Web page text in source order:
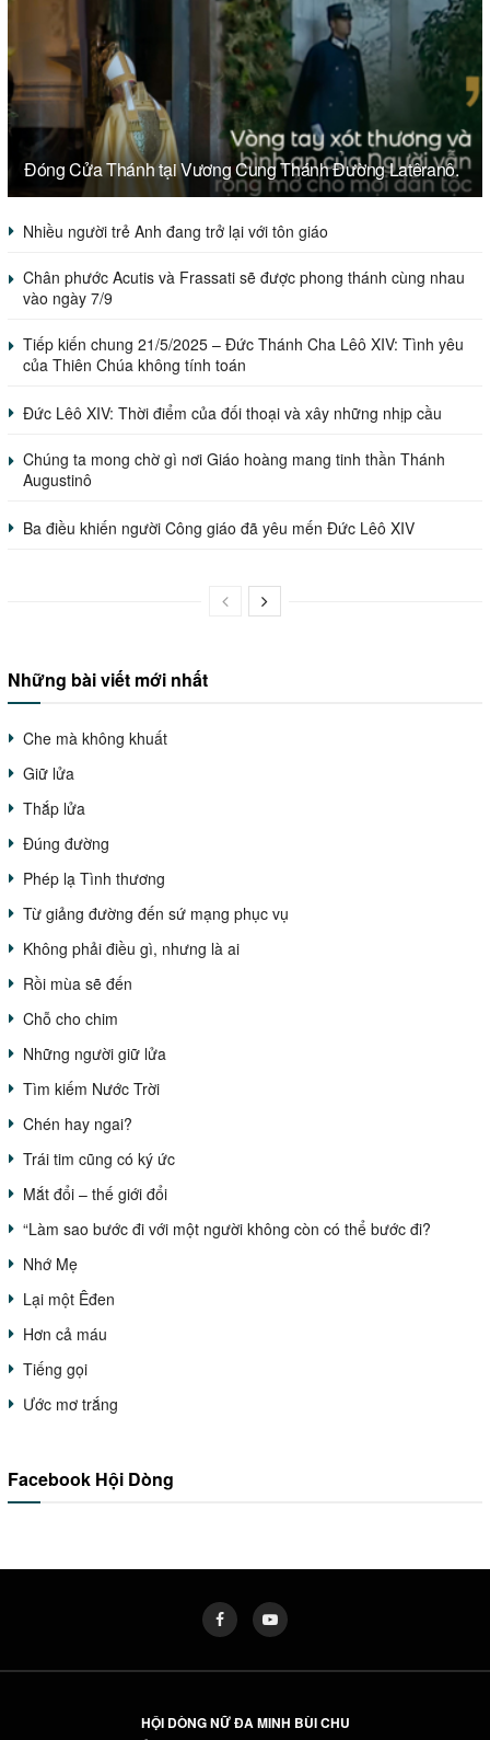
Đóng Cửa Thánh tại Vương Cung Thánh Đường Latêranô.
Nhiều người trẻ Anh đang trở lại với tôn giáo
Chân phước Acutis và Frassati sẽ được phong thánh cùng nhau
vào ngày 7/9
Tiếp kiến chung 21/5/2025 – Đức Thánh Cha Lêô XIV: Tình yêu
của Thiên Chúa không tính toán
Đức Lêô XIV: Thời điểm của đối thoại và xây những nhịp cầu
Chúng ta mong chờ gì nơi Giáo hoàng mang tinh thần Thánh
Augustinô
Ba điều khiến người Công giáo đã yêu mến Đức Lêô XIV
Những bài viết mới nhất
Che mà không khuất
Giữ lửa
Thắp lửa
Đúng đường
Phép lạ Tình thương
Từ giảng đường đến sứ mạng phục vụ
Không phải điều gì, nhưng là ai
Rồi mùa sẽ đến
Chỗ cho chim
Những người giữ lửa
Tìm kiếm Nước Trời
Chén hay ngai?
Trái tim cũng có ký ức
Mắt đổi – thế giới đổi
“Làm sao bước đi với một người không còn có thể bước đi?
Nhớ Mẹ
Lại một Êđen
Hơn cả máu
Tiếng gọi
Ước mơ trắng
Facebook Hội Dòng
HỘI DÒNG NỮ ĐA MINH BÙI CHU